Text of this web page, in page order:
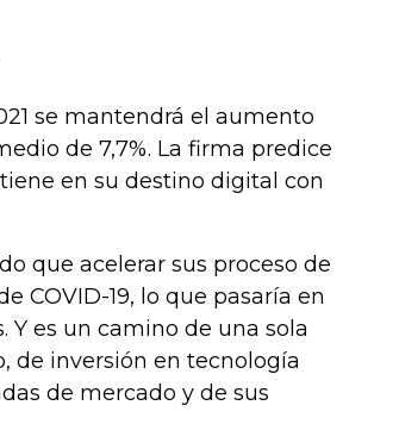
se mantendrá el aumento
de 7,7%. La firma predice
en su destino digital con
que acelerar sus proceso de
COVID-19, lo que pasaría en
Y es un camino de una sola
de inversión en tecnología
de mercado y de sus